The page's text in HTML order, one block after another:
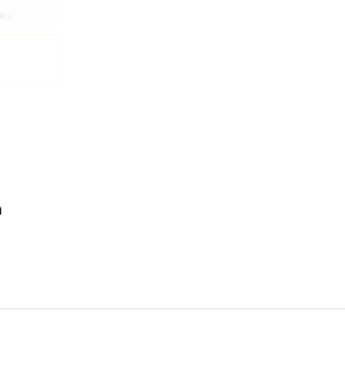
Preis war: 139,00 €